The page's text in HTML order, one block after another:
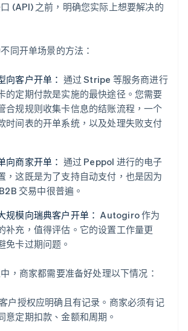
(API) 之前，明确您实际上想要解决的
同开单场景的方法：
向客户开单： 通过 Stripe 等服务商进行
的定期付款是实施的最快途径。您需要
合规规则收集卡信息的结账流程，一个
时间表的开单系统，以及处理失败支付
向商家开单： 通过 Peppol 进行的电子
，这既是为了支持自动支付，也是因为
交易中很普遍。
规模向瑞典客户开单： Autogiro 作为
补充，值得评估。它的设置工作量更
免卡过期问题。
，商家都需要准备好处理以下情况：
户授权应明确且有记录。商家必须有记
意定期扣款、金额和周期。